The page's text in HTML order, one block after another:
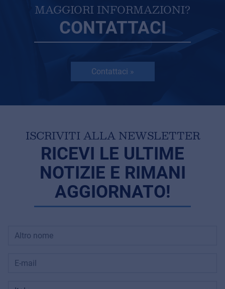
MAGGIORI INFORMAZIONI?
CONTATTACI
Contattaci »
ISCRIVITI ALLA NEWSLETTER
RICEVI LE ULTIME
NOTIZIE E RIMANI
AGGIORNATO!